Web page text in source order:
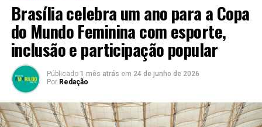
Brasília celebra um ano para a Copa
do Mundo Feminina com esporte,
inclusão e participação popular
Públicado 1 mês atrás em 24 de junho de 2026
Por Redação